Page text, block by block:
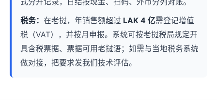
税务： 在老挝，年销售额超过 LAK 4 亿需登记增值
税（VAT），并按月申报。系统可按老挝税局规定开
具含税票据、票据可用老挝语；如需与当地税务系统
做对接，把要求发我们技术评估。